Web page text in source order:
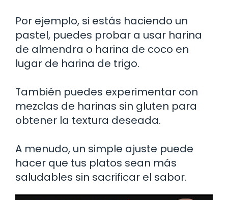
Por ejemplo, si estás haciendo un
pastel, puedes probar a usar harina
de almendra o harina de coco en
lugar de harina de trigo.
También puedes experimentar con
mezclas de harinas sin gluten para
obtener la textura deseada.
A menudo, un simple ajuste puede
hacer que tus platos sean más
saludables sin sacrificar el sabor.